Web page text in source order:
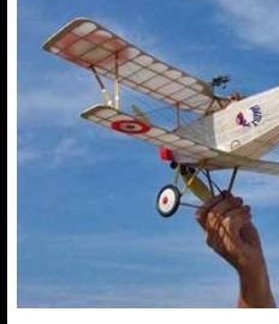
News de l'AMCR
Calendrier AMCR
Calendrier Régional
Météo Corbas
Espace réservé Adhérents